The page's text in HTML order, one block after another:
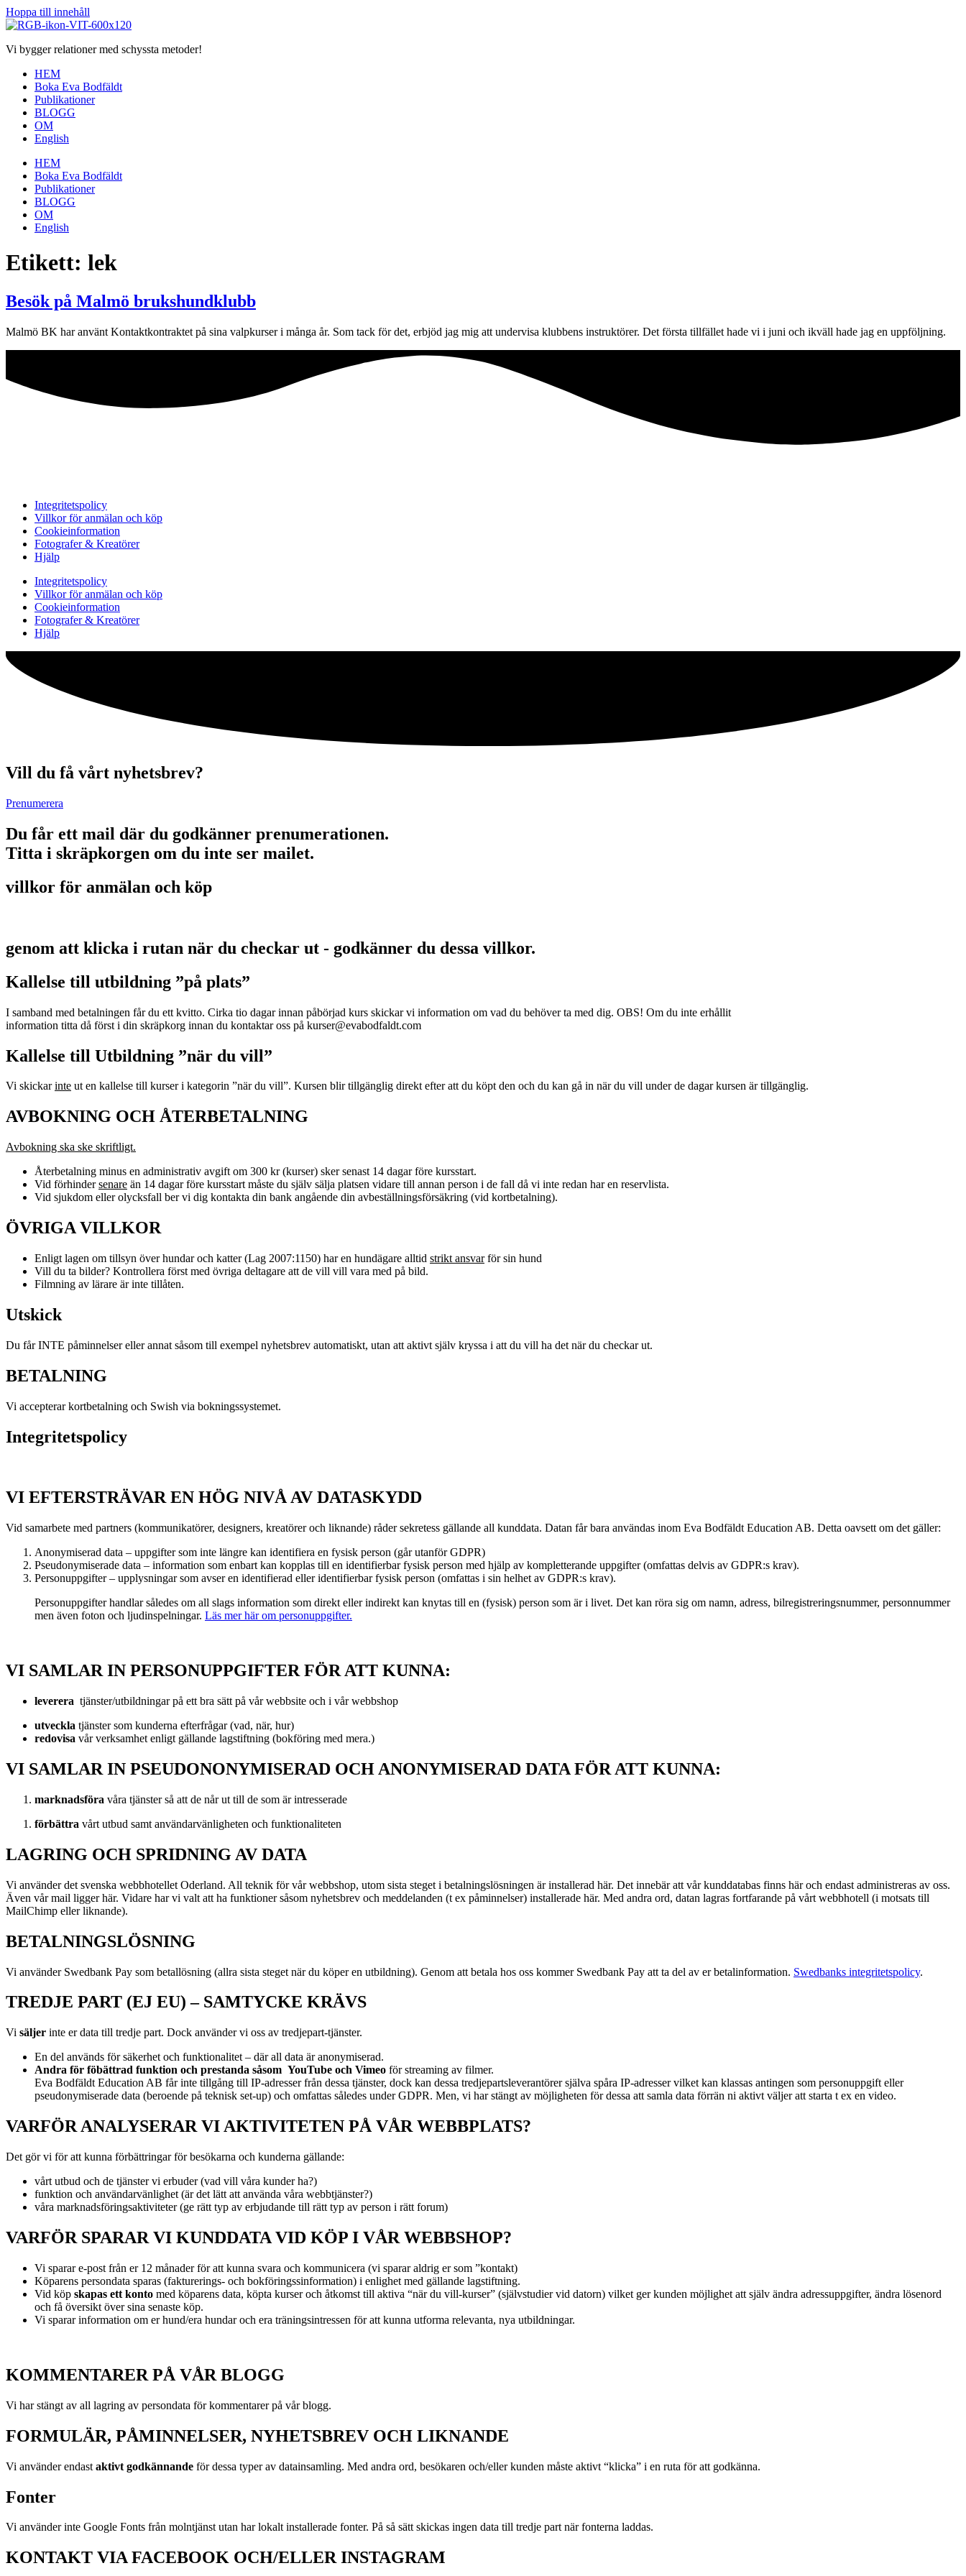
Hoppa till innehåll
Vi bygger relationer med schyssta metoder!
HEM
Boka Eva Bodfäldt
Publikationer
BLOGG
OM
English
HEM
Boka Eva Bodfäldt
Publikationer
BLOGG
OM
English
Etikett: lek
Besök på Malmö brukshundklubb
Malmö BK har använt Kontaktkontraktet på sina valpkurser i många år. Som tack för det, erbjöd jag mig att undervisa klubbens instruktörer. Det första tillfället hade vi i juni och ikväll hade jag en uppföljning.
Integritetspolicy
Villkor för anmälan och köp
Cookieinformation
Fotografer & Kreatörer
Hjälp
Integritetspolicy
Villkor för anmälan och köp
Cookieinformation
Fotografer & Kreatörer
Hjälp
Vill du få vårt nyhetsbrev?
Prenumerera
Du får ett mail där du godkänner prenumerationen.
Titta i skräpkorgen om du inte ser mailet.
villkor för anmälan och köp
genom att klicka i rutan när du checkar ut - godkänner du dessa villkor.
Kallelse till utbildning ”på plats”
I samband med betalningen får du ett kvitto. Cirka tio dagar innan påbörjad kurs skickar vi information om vad du behöver ta med dig. OBS! Om du inte erhållit
information titta då först i din skräpkorg innan du kontaktar oss på kurser@evabodfaldt.com
Kallelse till Utbildning ”när du vill”
Vi skickarinte ut en kallelse till kurser i kategorin ”när du vill”. Kursen blir tillgänglig direkt efter att du köpt den och du kan gå in när du vill under de dagar kursen är tillgänglig.
AVBOKNING OCH ÅTERBETALNING
Avbokning ska ske skriftligt.
Återbetalning minus en administrativ avgift om 300 kr (kurser) sker senast 14 dagar före kursstart.
Vid förhindersenare än 14 dagar före kursstart måste du själv sälja platsen vidare till annan person i de fall då vi inte redan har en reservlista.
Vid sjukdom eller olycksfall ber vi dig kontakta din bank angående din avbeställningsförsäkring (vid kortbetalning).
ÖVRIGA VILLKOR
Enligt lagen om tillsyn över hundar och katter (Lag 2007:1150) har en hundägare alltid strikt ansvarför sin hund
Vill du ta bilder? Kontrollera först med övriga deltagare att de vill vill vara med på bild.
Filmning av lärare är inte tillåten.
Utskick
Du får INTE påminnelser eller annat såsom till exempel nyhetsbrev automatiskt, utan att aktivt själv kryssa i att du vill ha det när du checkar ut.
BETALNING
Vi accepterar kortbetalning och Swish via bokningssystemet.
Integritetspolicy
VI EFTERSTRÄVAR EN HÖG NIVÅ AV DATASKYDD
Vid samarbete med partners (kommunikatörer, designers, kreatörer och liknande) råder sekretess gällande all kunddata. Datan får bara användas inom Eva Bodfäldt Education AB. Detta oavsett om det gäller:
Anonymiserad data – uppgifter som inte längre kan identifiera en fysisk person (går utanför GDPR)
Pseudonymiserade data – information som enbart kan kopplas till en identifierbar fysisk person med hjälp av kompletterande uppgifter (omfattas delvis av GDPR:s krav).
Personuppgifter – upplysningar som avser en identifierad eller identifierbar fysisk person (omfattas i sin helhet av GDPR:s krav).
Personuppgifter handlar således om all slags information som direkt eller indirekt kan knytas till en (fysisk) person som är i livet. Det kan röra sig om namn, adress, bilregistreringsnummer, personnummer
men även foton och ljudinspelningar. Läs mer här om personuppgifter.
VI SAMLAR IN PERSONUPPGIFTER FÖR ATT KUNNA:
leverera tjänster/utbildningar på ett bra sätt på vår webbsite och i vår webbshop
utveckla tjänster som kunderna efterfrågar (vad, när, hur)
redovisa vår verksamhet enligt gällande lagstiftning (bokföring med mera.)
VI SAMLAR IN PSEUDONONYMISERAD OCH ANONYMISERAD DATA FÖR ATT KUNNA:
marknadsföra våra tjänster så att de når ut till de som är intresserade
förbättra vårt utbud samt användarvänligheten och funktionaliteten
LAGRING OCH SPRIDNING AV DATA
Vi använder det svenska webbhotellet Oderland. All teknik för vår webbshop, utom sista steget i betalningslösningen är installerad här. Det innebär att vår kunddatabas finns här och endast administreras av oss.
Även vår mail ligger här. Vidare har vi valt att ha funktioner såsom nyhetsbrev och meddelanden (t ex påminnelser) installerade här. Med andra ord, datan lagras fortfarande på vårt webbhotell (i motsats till
MailChimp eller liknande).
BETALNINGSLÖSNING
Vi använder Swedbank Pay som betallösning (allra sista steget när du köper en utbildning). Genom att betala hos oss kommer Swedbank Pay att ta del av er betalinformation. Swedbanks integritetspolicy.
TREDJE PART (EJ EU) – SAMTYCKE KRÄVS
Vi säljer inte er data till tredje part. Dock använder vi oss av tredjepart-tjänster.
En del används för säkerhet och funktionalitet – där all data är anonymiserad.
Andra för föbättrad funktion och prestanda såsom YouTube och Vimeo för streaming av filmer.
Eva Bodfäldt Education AB får inte tillgång till IP-adresser från dessa tjänster, dock kan dessa tredjepartsleverantörer själva spåra IP-adresser vilket kan klassas antingen som personuppgift eller
pseudonymiserade data (beroende på teknisk set-up) och omfattas således under GDPR. Men, vi har stängt av möjligheten för dessa att samla data förrän ni aktivt väljer att starta t ex en video.
VARFÖR ANALYSERAR VI AKTIVITETEN PÅ VÅR WEBBPLATS?
Det gör vi för att kunna förbättringar för besökarna och kunderna gällande:
vårt utbud och de tjänster vi erbuder (vad vill våra kunder ha?)
funktion och användarvänlighet (är det lätt att använda våra webbtjänster?)
våra marknadsföringsaktiviteter (ge rätt typ av erbjudande till rätt typ av person i rätt forum)
VARFÖR SPARAR VI KUNDDATA VID KÖP I VÅR WEBBSHOP?
Vi sparar e-post från er 12 månader för att kunna svara och kommunicera (vi sparar aldrig er som ”kontakt)
Köparens persondata sparas (fakturerings- och bokföringssinformation) i enlighet med gällande lagstiftning.
Vid köp skapas ett konto med köparens data, köpta kurser och åtkomst till aktiva “när du vill-kurser” (självstudier vid datorn) vilket ger kunden möjlighet att själv ändra adressuppgifter, ändra lösenord
och få översikt över sina senaste köp.
Vi sparar information om er hund/era hundar och era träningsintressen för att kunna utforma relevanta, nya utbildningar.
KOMMENTARER PÅ VÅR BLOGG
Vi har stängt av all lagring av persondata för kommentarer på vår blogg.
FORMULÄR, PÅMINNELSER, NYHETSBREV OCH LIKNANDE
Vi använder endast aktivt godkännande för dessa typer av datainsamling. Med andra ord, besökaren och/eller kunden måste aktivt “klicka” i en ruta för att godkänna.
Fonter
Vi använder inte Google Fonts från molntjänst utan har lokalt installerade fonter. På så sätt skickas ingen data till tredje part när fonterna laddas.
KONTAKT VIA FACEBOOK OCH/ELLER INSTAGRAM